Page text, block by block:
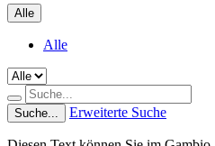
Alle
Alle
Suche... Erweiterte Suche